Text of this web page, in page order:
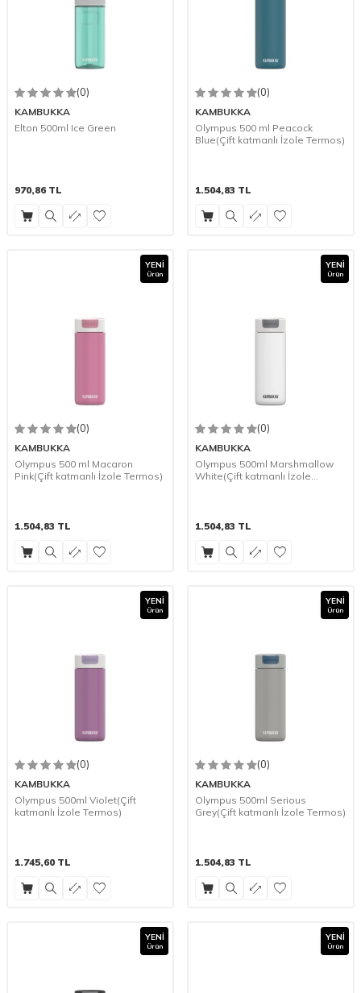
(0)
KAMBUKKA
Elton 500ml Ice Green
970,86 TL
(0)
KAMBUKKA
Olympus 500 ml Peacock
Blue(Çift katmanlı İzole Termos)
1.504,83 TL
YENI
Ürün
(0)
KAMBUKKA
Olympus 500 ml Macaron
Pink(Çift katmanlı İzole Termos)
1.504,83 TL
YENI
Ürün
(0)
KAMBUKKA
Olympus 500ml Marshmallow
White(Çift katmanlı İzole
1.504,83 TL
YENI
Ürün
(0)
KAMBUKKA
Olympus 500ml Violet(Çift
katmanlı İzole Termos)
1.745,60 TL
YENI
Ürün
(0)
KAMBUKKA
Olympus 500ml Serious
Grey(Çift katmanlı İzole Termos)
1.504,83 TL
YENI
Ürün
YENI
Ürün